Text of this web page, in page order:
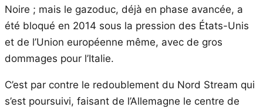
Noire ; mais le gazoduc, déjà en phase avancée, a
été bloqué en 2014 sous la pression des États-Unis
et de l’Union européenne même, avec de gros
dommages pour l’Italie.
C’est par contre le redoublement du Nord Stream qui
s’est poursuivi, faisant de l’Allemagne le centre de